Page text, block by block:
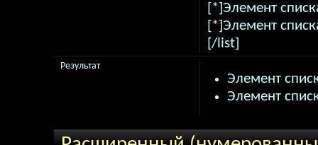
[*]Элемент
[*]Элемент
[/list]
Элемент
Элемент
Результат